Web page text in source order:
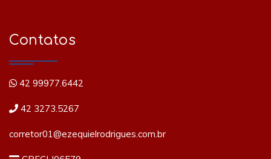
Contatos
42 99977.6442
42 3273.5267
corretor01@ezequielrodrigues.com.br